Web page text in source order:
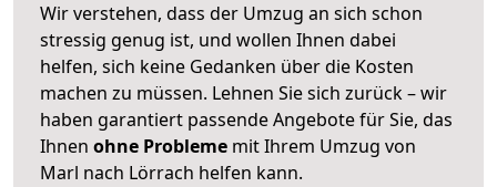
Wir verstehen, dass der Umzug an sich schon
stressig genug ist, und wollen Ihnen dabei
helfen, sich keine Gedanken über die Kosten
machen zu müssen. Lehnen Sie sich zurück – wir
haben garantiert passende Angebote für Sie, das
Ihnen ohne Probleme mit Ihrem Umzug von
Marl nach Lörrach helfen kann.